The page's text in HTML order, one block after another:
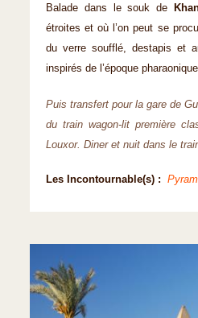
Balade dans le souk de
étroites et où l’on peut se
du verre soufflé, destapis et
inspirés de l’époque
Puis transfert pour la gare de
du train wagon-lit première
Louxor. Diner et nuit dans le
Les Incontournable(s) :